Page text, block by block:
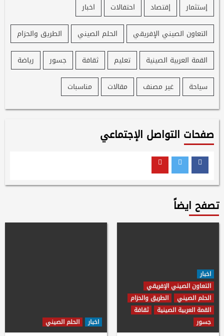
إستثمار إقتصاد احتفالات
اخبار
التعاون الصيني الإفريقي
الحلم الصيني
الطريق والحزام
القمة العربية الصينية
تعليم ثقافة جسور
رياضة
سياحة
غير مصنف مقالات مناسبات
صفحات التواصل الإجتماعي
Facebook
Twitter
تصفح ايضاً
اخبار
التعاون الصيني الإفريقي
الحلم الصيني
الطريق والحزام
القمة العربية الصينية
ثقافة
جسور
اخبار الحلم الصيني